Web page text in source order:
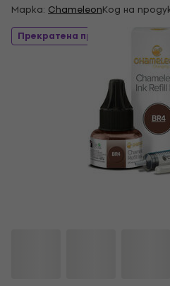
Марка: ChameleonКод на
Прекратена продажба